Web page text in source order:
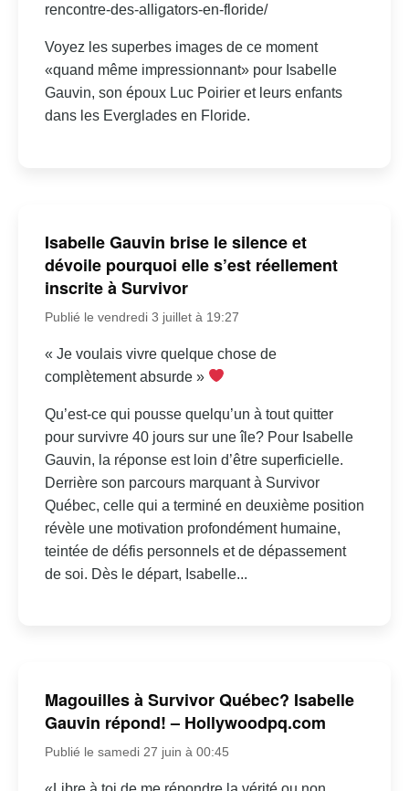
rencontre-des-alligators-en-floride/
Voyez les superbes images de ce moment
«quand même impressionnant» pour Isabelle
Gauvin, son époux Luc Poirier et leurs enfants
dans les Everglades en Floride.
Isabelle Gauvin brise le silence et
dévoile pourquoi elle s’est réellement
inscrite à Survivor
Publié le vendredi 3 juillet à 19:27
« Je voulais vivre quelque chose de
complètement absurde »
Qu’est-ce qui pousse quelqu’un à tout quitter
pour survivre 40 jours sur une île? Pour Isabelle
Gauvin, la réponse est loin d’être superficielle.
Derrière son parcours marquant à Survivor
Québec, celle qui a terminé en deuxième position
révèle une motivation profondément humaine,
teintée de défis personnels et de dépassement
de soi. Dès le départ, Isabelle...
Magouilles à Survivor Québec? Isabelle
Gauvin répond! – Hollywoodpq.com
Publié le samedi 27 juin à 00:45